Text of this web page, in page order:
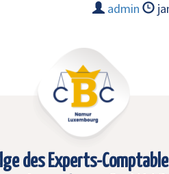
admin
des Experts-